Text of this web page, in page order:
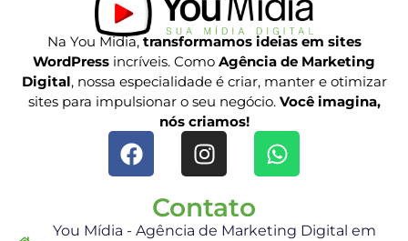
Na You Midia,transformamos ideias em sites
WordPress incríveis. Como Agência de Marketing
Digital, nossa especialidade é criar, manter e otimizar
sites para impulsionar o seu negócio. Você imagina,
nós criamos!
Contato
You Mídia - Agência de Marketing Digital em